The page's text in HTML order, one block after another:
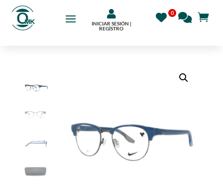

INICIAR SESIÓN |
REGÍSTRO